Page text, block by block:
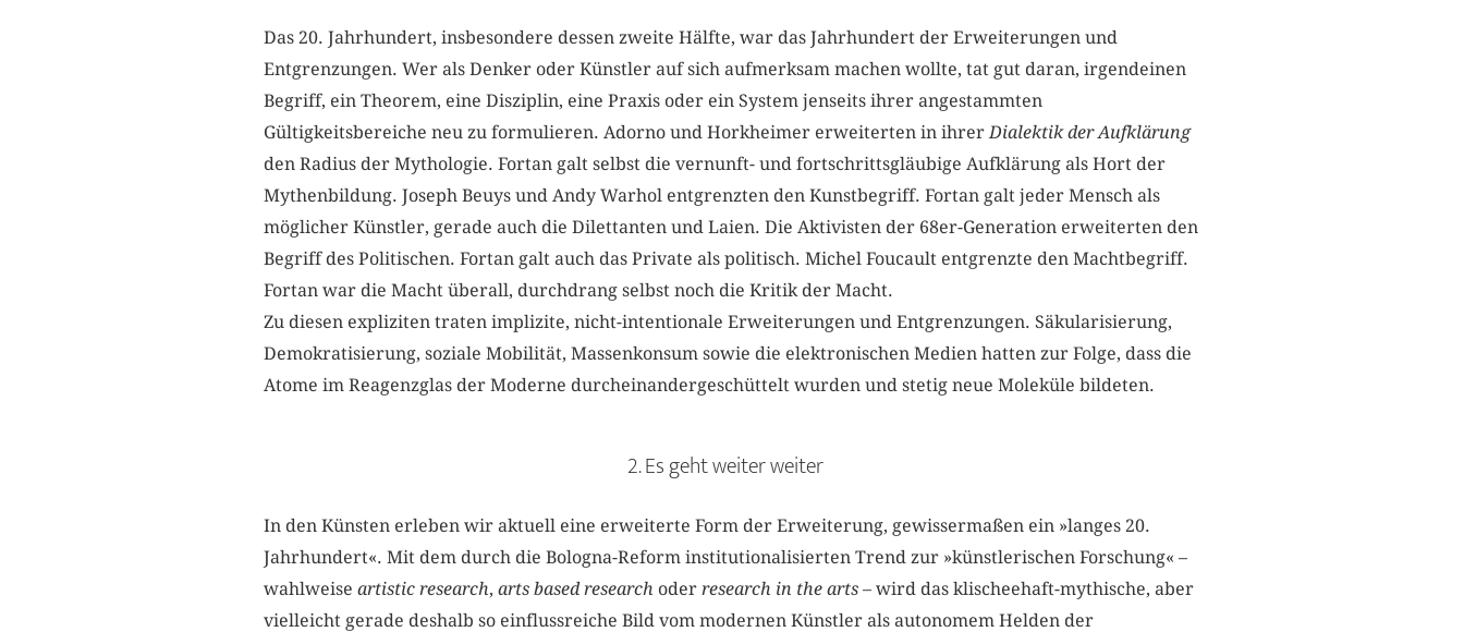
Das 20. Jahrhundert, insbesondere dessen zweite Hälfte, war das Jahrhundert der Erweiterungen und
Entgrenzungen. Wer als Denker oder Künstler auf sich aufmerksam machen wollte, tat gut daran, irgendeinen
Begriff, ein Theorem, eine Disziplin, eine Praxis oder ein System jenseits ihrer angestammten
Gültigkeitsbereiche neu zu formulieren. Adorno und Horkheimer erweiterten in ihrerDialektik der Aufklärung
den Radius der Mythologie. Fortan galt selbst die vernunft- und fortschrittsgläubige Aufklärung als Hort der
Mythen­bildung. Joseph Beuys und Andy Warhol entgrenzten den Kunst­begriff. Fortan galt jeder Mensch als
möglicher Künstler, gerade auch die Dilettanten und Laien. Die Aktivisten der 68er-Generation erweiterten den
Begriff des Politischen. Fortan galt auch das Private als politisch. Michel Foucault entgrenzte den Machtbegriff.
Fortan war die Macht überall, durchdrang selbst noch die Kritik der Macht.
Zu diesen expliziten traten implizite, nicht-intentionale Erweiterungen und Entgrenzungen. Säkularisierung,
Demokratisierung, soziale Mobilität, Massenkonsum sowie die elektronischen Medien hatten zur Folge, dass die
Atome im Reagenzglas der Moderne durcheinandergeschüttelt wurden und stetig neue Moleküle bildeten.
2. Es geht weiter weiter
In den Künsten erleben wir aktuell eine erweiterte Form der Er­weiterung, gewissermaßen ein »langes 20.
Jahrhundert«. Mit dem durch die Bologna-Reform institutionalisierten Trend zur »künstlerischen Forschung« –
wahlweise artistic research, arts based ­research oder research in the arts– wird das klischeehaft-mythische, aber
vielleicht gerade deshalb so einflussreiche Bild vom modernen Künstler als autonomem Helden der